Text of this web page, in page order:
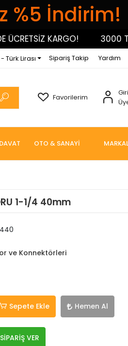
%5 İndirim!
KARGO! 3000 TL
- Türk Lirası Sipariş Takip Yardım
Favorilerim
OTO & SANAYİ
1-1/4 40mm
ve Konnektörleri
Sepete Ekle Hemen Al
VER